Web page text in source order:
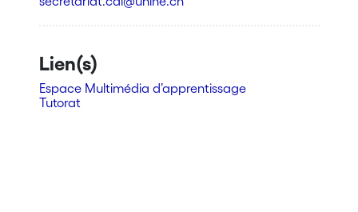
Lien(s)
Espace Multimédia d’apprentissage
Tutorat